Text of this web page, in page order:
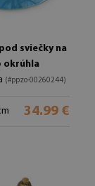
sviečky na
okrúhla
(#ppzo-00260244)
34.99 €